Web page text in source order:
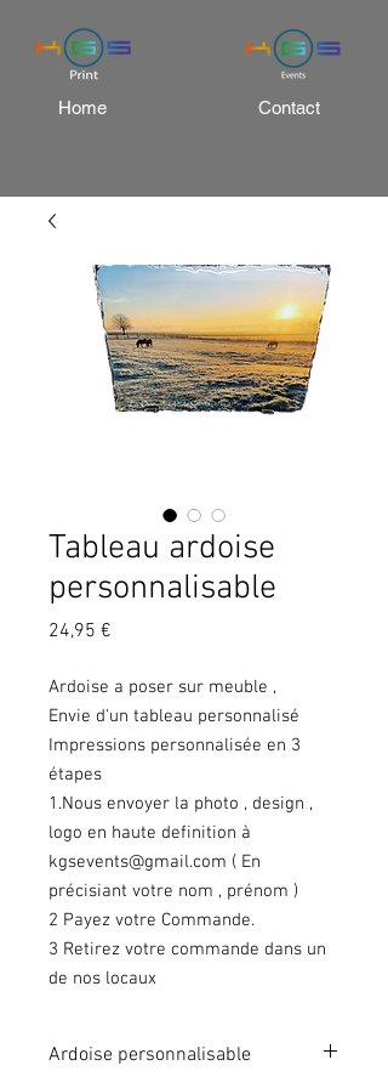
Home Contact
Tableau ardoise
personnalisable
24,95 €
Ardoise a poser sur meuble ,
Envie d'un tableau personnalisé
Impressions personnalisée en 3
étapes
1.Nous envoyer la photo , design ,
logo en haute definition à
kgsevents@gmail.com ( En
précisiant votre nom , prénom )
2 Payez votre Commande.
3 Retirez votre commande dans un
de nos locaux
Ardoise personnalisable